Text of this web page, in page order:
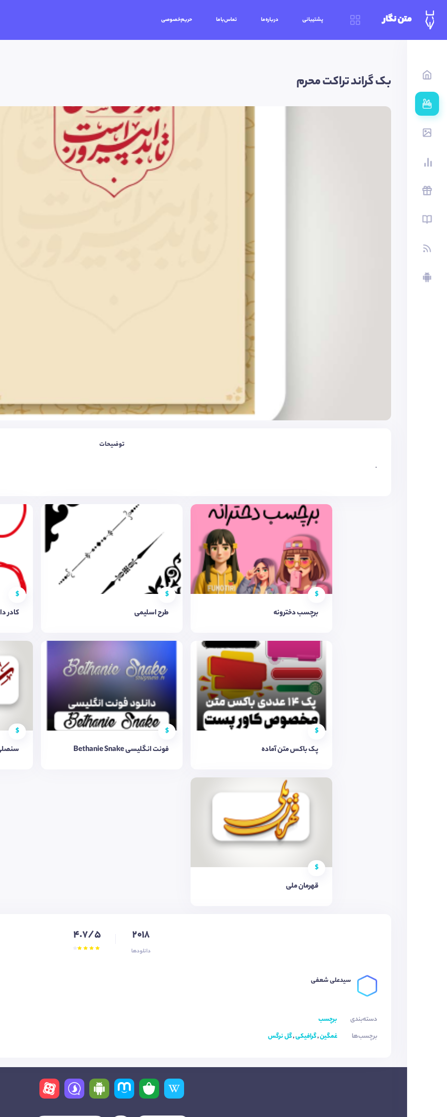
متن نگار پشتیبانی درباره‌ما تماس‌باما حریم‌خصوصی
بک گراند تراکت محرم
توضیحات
.
$
برچسب دخترونه
$
طرح اسلیمی
$
کادر
$
پک باکس متن آماده
$
فونت انگلیسی Bethanie Snake
$
$
قهرمان ملی
2018
دانلودها
4.7/5
سیدعلی شعفی
دسته‌بندی
برچسب
برچسب‌ها
غمگین,گرافیکی,گل نرگس